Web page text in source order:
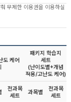
무제한 이용권을 이용하실
도 케어
패키지 학습지
세트
(난이도별+개념
적용/고난도 케어)
전과목
세트
과목별
전과목
세트